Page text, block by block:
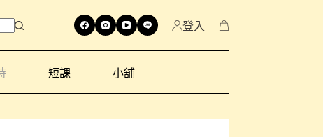
登入
短課 小舖